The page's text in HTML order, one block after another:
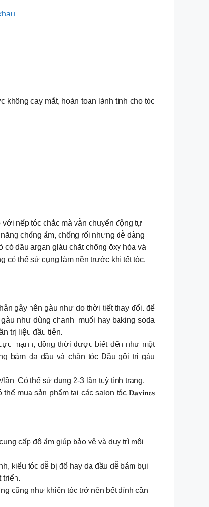
không cay mắt, hoàn toàn lành tính cho tóc
nếp tóc chắc mà vẫn chuyển động tự
chống ẩm, chống rối nhưng dễ dàng
dầu argan giàu chất chống ôxy hóa và
có thể sử dụng làm nền trước khi tết tóc.
gây nên gàu như do thời tiết thay đổi, để
như dùng chanh, muối hay baking soda
trị liệu đầu tiên.
mạnh, đồng thời được biết đến như một
bám da đầu và chân tóc Dầu gội trị gàu
Có thể sử dụng 2-3 lần tuỳ tình trạng.
mua sản phẩm tại các salon tóc 𝐃𝐚𝐯𝐢𝐧𝐞𝐬
cấp độ ẩm giúp bảo vệ và duy trì môi
kiểu tóc dễ bị đổ hay da đầu dễ bám bụi
triển.
cũng như khiến tóc trở nên bết dính cần